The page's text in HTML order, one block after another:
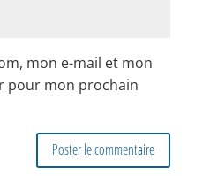
mon e-mail et mon
pour mon prochain